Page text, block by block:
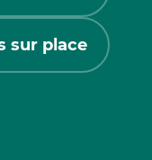
sur place